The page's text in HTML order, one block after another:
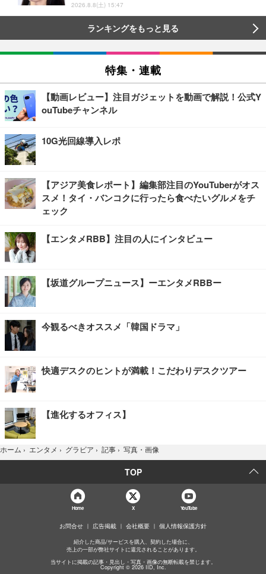
2026.8.8(土) 15:47
ランキングをもっと見る
特集・連載
【動画レビュー】注目ガジェットを動画で解説！公式Y
ouTubeチャンネル
10G光回線導入レポ
【アジア美食レポート】編集部注目のYouTuberがオス
スメ！タイ・バンコクに行ったら食べたいグルメをチ
ェック
【エンタメRBB】注目の人にインタビュー
【坂道グループニュース】ーエンタメRBBー
今観るべきオススメ「韓国ドラマ」
快適デスクのヒントが満載！こだわりデスクツアー
【進化するオフィス】
ホーム › エンタメ › グラビア › 記事 › 写真・画像
TOP
Home X YouTube
お問合せ 広告掲載 会社概要 個人情報保護方針
紹介した商品/サービスを購入、契約した場合に、
売上の一部が弊社サイトに還元されることがあります。
当サイトに掲載の記事・見出し・写真・画像の無断転載を禁じます。
Copyright © 2026 IID, Inc.